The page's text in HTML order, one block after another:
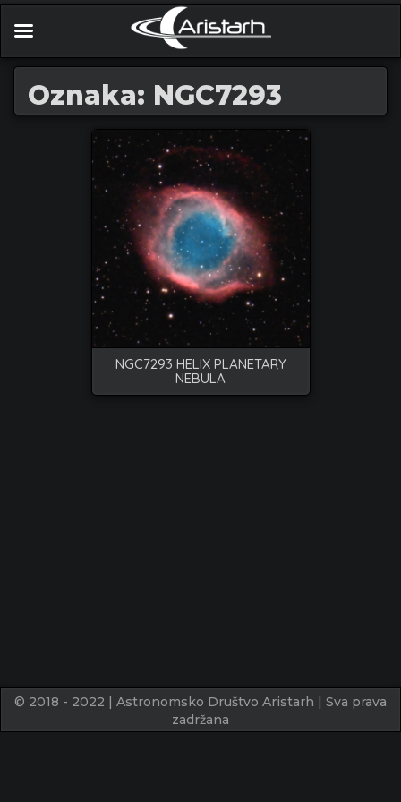
Oznaka: NGC7293
NGC7293 HELIX PLANETARY
NEBULA
© 2018 - 2022 | Astronomsko Društvo Aristarh | Sva prava
zadržana